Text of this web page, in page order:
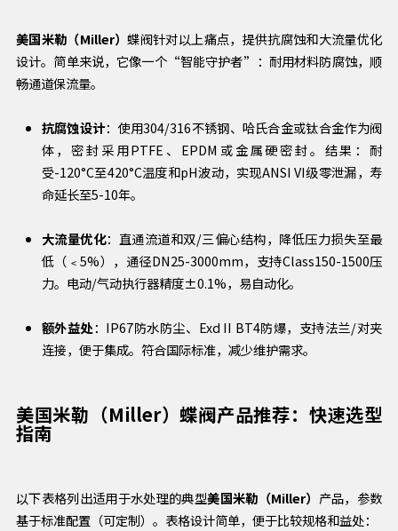
美国米勒（Miller）蝶阀针对以上痛点，提供抗腐蚀和大流量优化
设计。简单来说，它像一个“智能守护者”：耐用材料防腐蚀，顺
畅通道保流量。
抗腐蚀设计：使用304/316不锈钢、哈氏合金或钛合金作为阀
体，密封采用PTFE、EPDM或金属硬密封。结果：耐
受-120°C至420°C温度和pH波动，实现ANSI VI级零泄漏，寿
命延长至5-10年。
大流量优化：直通流道和双/三偏心结构，降低压力损失至最
低（﹤5%），通径DN25-3000mm，支持Class150-1500压
力。电动/气动执行器精度±0.1%，易自动化。
额外益处：IP67防水防尘、Exd II BT4防爆，支持法兰/对夹
连接，便于集成。符合国际标准，减少维护需求。
美国米勒（Miller）蝶阀产品推荐：快速选型
指南
以下表格列出适用于水处理的典型美国米勒（Miller） 产品，参数
基于标准配置（可定制）。表格设计简单，便于比较规格和益处：